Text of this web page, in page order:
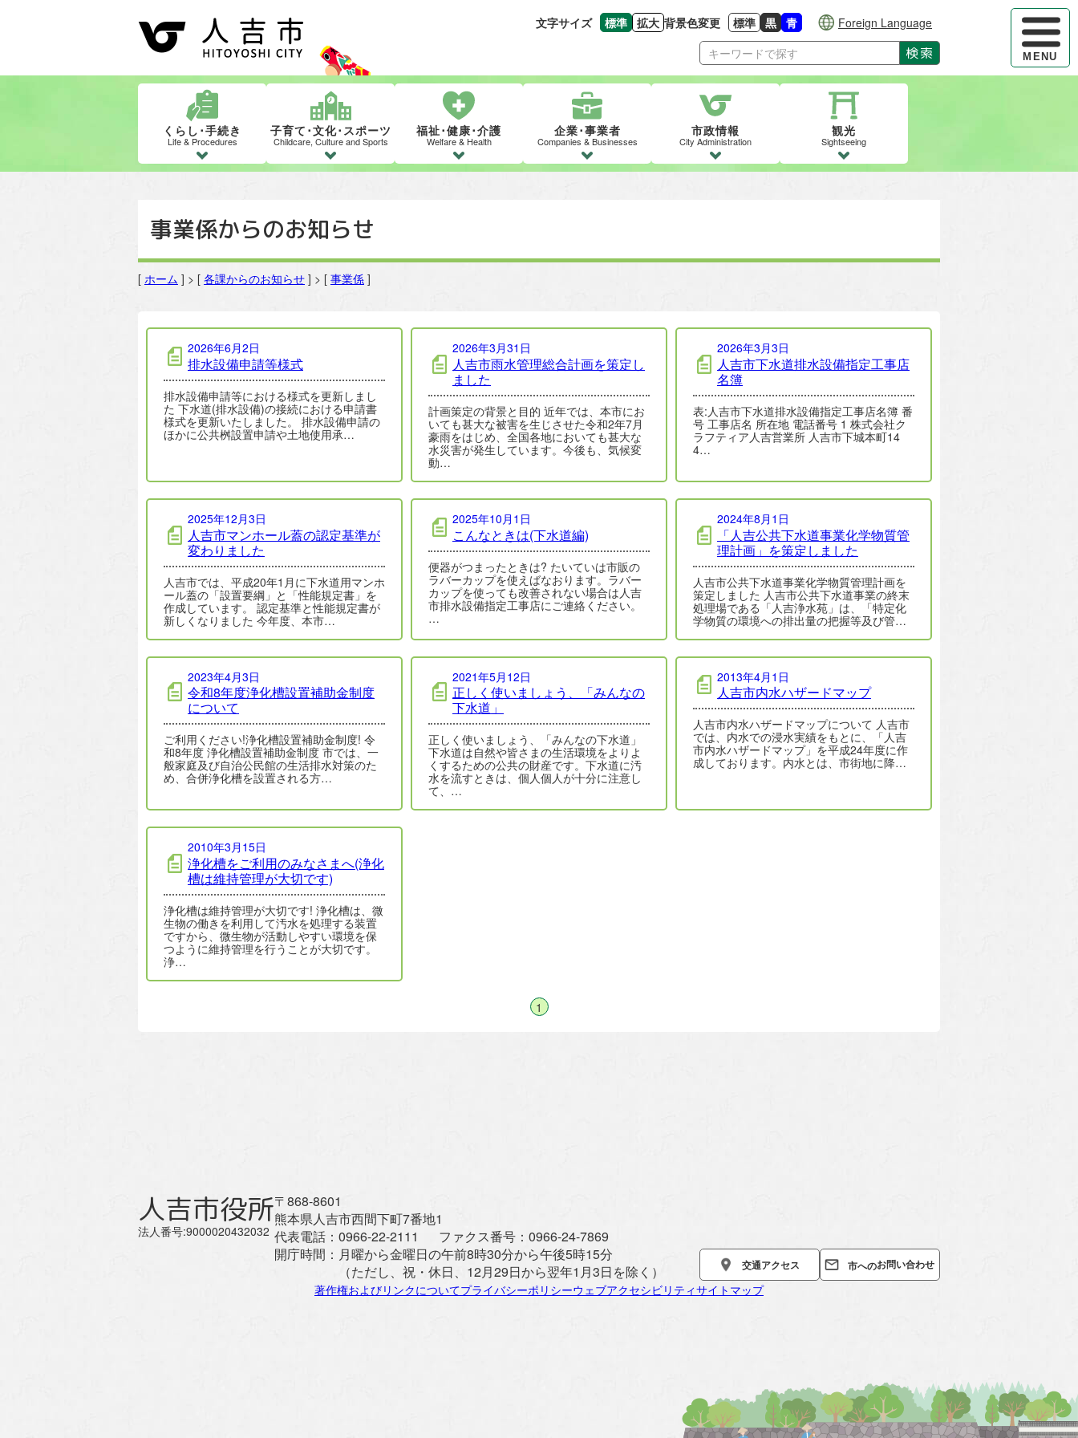
ハンバー
MENU
文字サイズ 標準
文字の大きさをもとの大きさに戻す
拡大
文字を大きくする
背景色変更 標準
背景色の変更：白
黒
背景色の変更：黒
青
背景色の変更：青
Foreign Language
検索
くらし･手続き
Life & Procedures
子育て･文化･スポーツ
Childcare, Culture and Sports
福祉･健康･介護
Welfare & Health
企業･事業者
Companies & Businesses
市政情報
City Administration
観光
Sightseeing
事業係からのお知らせ
[ ホーム ] > [ 各課からのお知らせ ] > [ 事業係 ]
事業係の記事一覧
2026年6月2日
排水設備申請等様式
排水設備申請等における様式を更新しまし
た 下水道(排水設備)の接続における申請書
様式を更新いたしました。 排水設備申請の
ほかに公共桝設置申請や土地使用承…
2026年3月31日
人吉市雨水管理総合計画を策定し
ました
計画策定の背景と目的 近年では、本市にお
いても甚大な被害を生じさせた令和2年7月
豪雨をはじめ、全国各地においても甚大な
水災害が発生しています。今後も、気候変
動…
2026年3月3日
人吉市下水道排水設備指定工事店
名簿
表:人吉市下水道排水設備指定工事店名簿 番
号 工事店名 所在地 電話番号 1 株式会社ク
ラフティア人吉営業所 人吉市下城本町14
4…
2025年12月3日
人吉市マンホール蓋の認定基準が
変わりました
人吉市では、平成20年1月に下水道用マンホ
ール蓋の「設置要綱」と「性能規定書」を
作成しています。 認定基準と性能規定書が
新しくなりました 今年度、本市…
2025年10月1日
こんなときは(下水道編)
便器がつまったときは? たいていは市販の
ラバーカップを使えばなおります。ラバー
カップを使っても改善されない場合は人吉
市排水設備指定工事店にご連絡ください。
…
2024年8月1日
「人吉公共下水道事業化学物質管
理計画」を策定しました
人吉市公共下水道事業化学物質管理計画を
策定しました 人吉市公共下水道事業の終末
処理場である「人吉浄水苑」は、「特定化
学物質の環境への排出量の把握等及び管…
2023年4月3日
令和8年度浄化槽設置補助金制度
について
ご利用ください!浄化槽設置補助金制度! 令
和8年度 浄化槽設置補助金制度 市では、一
般家庭及び自治公民館の生活排水対策のた
め、合併浄化槽を設置される方…
2021年5月12日
正しく使いましょう、「みんなの
下水道」
正しく使いましょう、「みんなの下水道」
下水道は自然や皆さまの生活環境をよりよ
くするための公共の財産です。下水道に汚
水を流すときは、個人個人が十分に注意し
て、…
2013年4月1日
人吉市内水ハザードマップ
人吉市内水ハザードマップについて 人吉市
では、内水での浸水実績をもとに、「人吉
市内水ハザードマップ」を平成24年度に作
成しております。内水とは、市街地に降…
2010年3月15日
浄化槽をご利用のみなさまへ(浄化
槽は維持管理が大切です)
浄化槽は維持管理が大切です! 浄化槽は、微
生物の働きを利用して汚水を処理する装置
ですから、微生物が活動しやすい環境を保
つように維持管理を行うことが大切です。
浄…
1
人吉市役所
法人番号:9000020432032
〒868-8601
熊本県人吉市西間下町7番地1
代表電話： 0966-22-2111 ファクス番号： 0966-24-7869
開庁時間： 月曜から金曜日の午前8時30分から午後5時15分
（ただし、祝・休日、12月29日から翌年1月3日を除く）
交通アクセス 市へのお問い合わせ
著作権およびリンクについてプライバシーポリシーウェブアクセシビリティサイトマップ